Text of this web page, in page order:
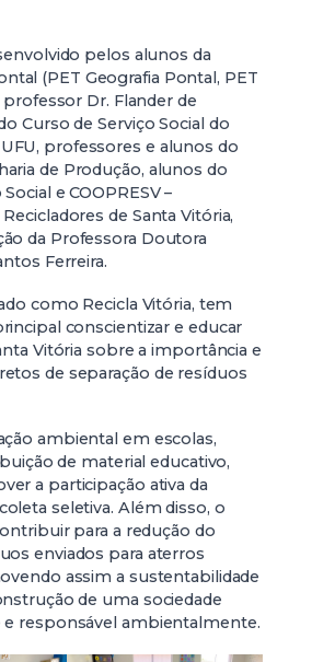
pelos alunos da
(PET Geografia Pontal, PET
Dr. Flander de
Curso de Serviço Social do
professores e alunos do
de Produção, alunos do
e COOPRESV –
de Santa Vitória,
da Professora Doutora
Ferreira.
como Recicla Vitória, tem
conscientizar e educar
Vitória sobre a importância e
de separação de resíduos
ambiental em escolas,
de material educativo,
a participação ativa da
seletiva. Além disso, o
para a redução do
enviados para aterros
assim a sustentabilidade
de uma sociedade
e responsável ambientalmente.